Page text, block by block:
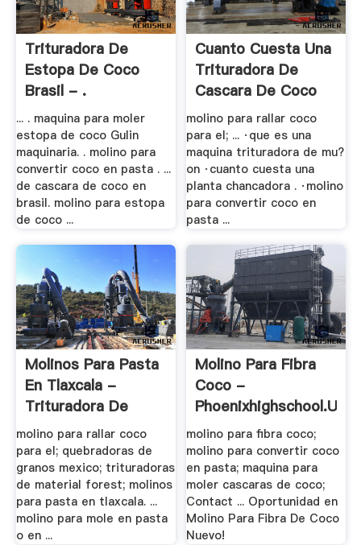
Trituradora De
Estopa De Coco
Brasil - .
... . maquina para moler
estopa de coco Gulin
maquinaria. . molino para
convertir coco en pasta . ...
de cascara de coco en
brasil. molino para estopa
de coco ...
Cuanto Cuesta Una
Trituradora De
Cascara De Coco
molino para rallar coco
para el; ... ·que es una
maquina trituradora de mu?
on ·cuanto cuesta una
planta chancadora . ·molino
para convertir coco en
pasta ...
Molinos Para Pasta
En Tlaxcala -
Trituradora De
Cono
molino para rallar coco
para el; quebradoras de
granos mexico; trituradoras
de material forest; molinos
para pasta en tlaxcala. ...
molino para mole en pasta
o en ...
Molino Para Fibra
Coco -
Phoenixhighschool.us
molino para fibra coco;
molino para convertir coco
en pasta; maquina para
moler cascaras de coco;
Contact ... Oportunidad en
Molino Para Fibra De Coco
Nuevo!